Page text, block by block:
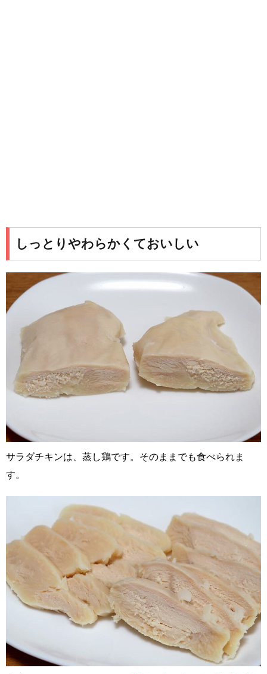
しっとりやわらかくておいしい
サラダチキンは、蒸し鶏です。そのままでも食べられま
す。